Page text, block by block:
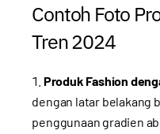
Contoh Foto
Tren 2024
Produk Fashion
dengan latar belakang
penggunaan gradien